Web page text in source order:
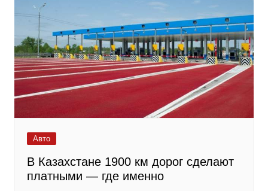
Авто
В Казахстане 1900 км дорог сделают
платными — где именно